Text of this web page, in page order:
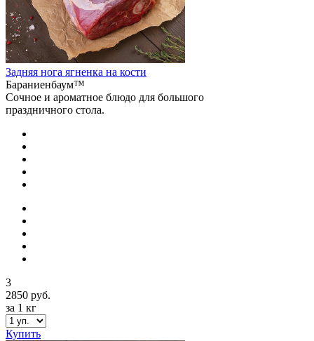
Задняя нога ягненка на кости
Бараниенбаум™
Сочное и ароматное блюдо для большого
праздничного стола.
3
2850 руб.
за 1 кг
Купить